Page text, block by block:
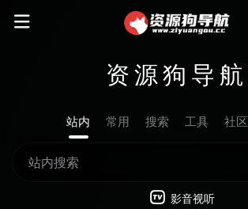
资源狗导航
站内 常用 搜索 工具 社区
影音视听